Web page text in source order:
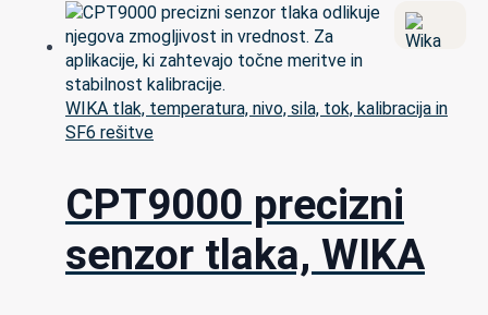
WIKA tlak, temperatura, nivo, sila, tok, kalibracija in
SF6 rešitve
CPT9000 precizni
senzor tlaka, WIKA